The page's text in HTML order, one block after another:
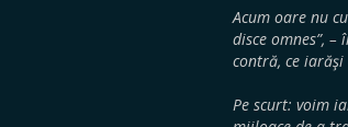
Acum oare nu
disce omnes”,
contră, ce
Pe scurt: voim